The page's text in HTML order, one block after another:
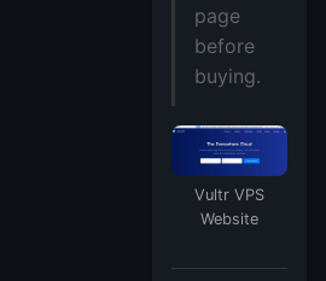
page
before
buying.
Vultr VPS
Website